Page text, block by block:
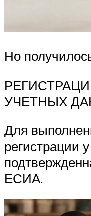
Но
УЧЕТНЫХ
Для
регистрации
ЕСИА.